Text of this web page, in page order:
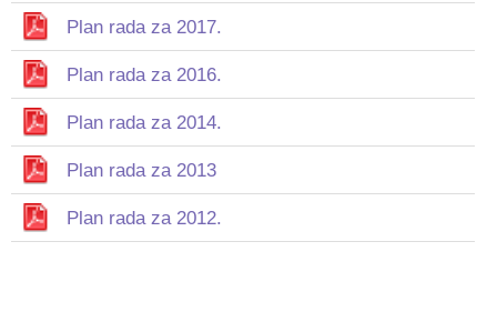
Plan rada za 2017.
Plan rada za 2016.
Plan rada za 2014.
Plan rada za 2013
Plan rada za 2012.